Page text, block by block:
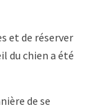
et de réserver
du chien a été
de se